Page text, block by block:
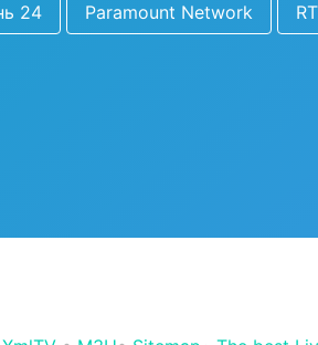
24 Paramount Network